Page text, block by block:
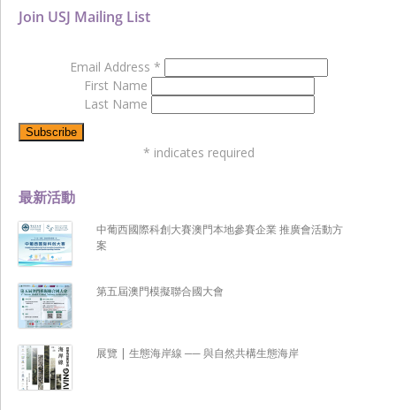
最新活動
中葡西國際科創大賽澳門本地參賽企業 推廣會活動方
案
第五屆澳門模擬聯合國大會
展覽 | 生態海岸線 ── 與自然共構生態海岸
Join USJ Mailing List
Email Address *
First Name
Last Name
* indicates required